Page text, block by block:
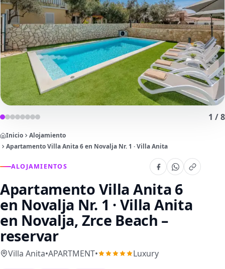
1 /8
Inicio
Alojamiento
Apartamento Villa Anita 6 en Novalja Nr. 1 · Villa Anita
ALOJAMIENTOS
Apartamento Villa Anita 6
en Novalja Nr. 1 · Villa Anita
en Novalja, Zrce Beach –
reservar
Villa Anita•APARTMENT• Luxury